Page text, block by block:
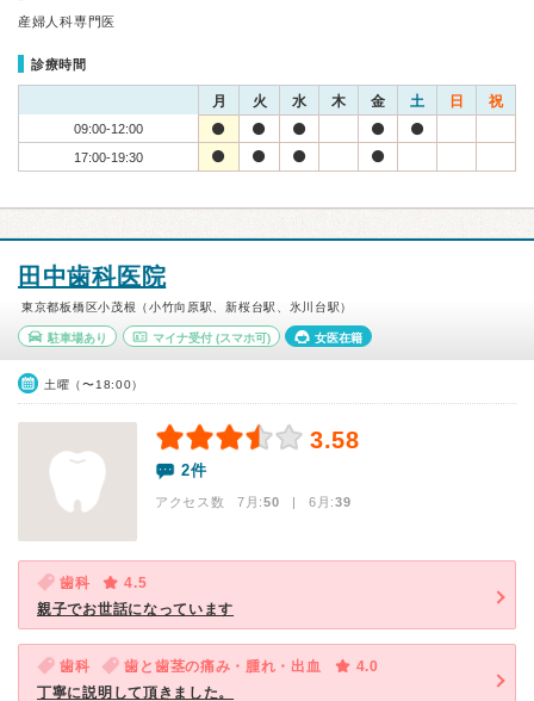
産婦人科専門医
診療時間
月 火 水 木 金 土 日 祝
09:00-12:00
17:00-19:30
田中歯科医院
東京都板橋区小茂根（小竹向原駅、新桜台駅、氷川台駅）
駐車場あり マイナ受付(スマホ可) 女医在籍
土曜（〜18:00）
3.58
2件
アクセス数 7月:50 | 6月:39
歯科
4.5
親子でお世話になっています
歯科 歯と歯茎の痛み・腫れ・出血
4.0
丁寧に説明して頂きました。